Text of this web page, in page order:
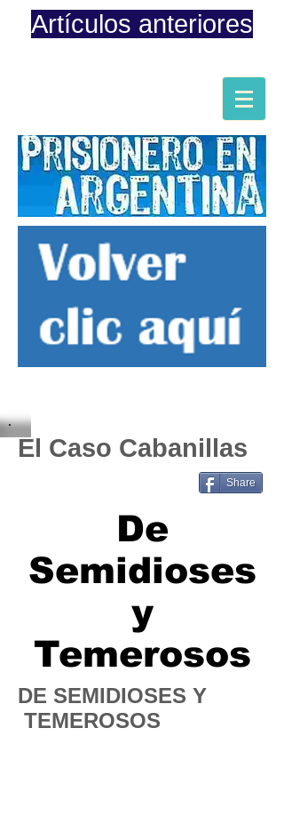
Artículos anteriores
El Caso Cabanillas
Share
De
Semidioses
y
Temerosos
DE SEMIDIOSES Y
TEMEROSOS